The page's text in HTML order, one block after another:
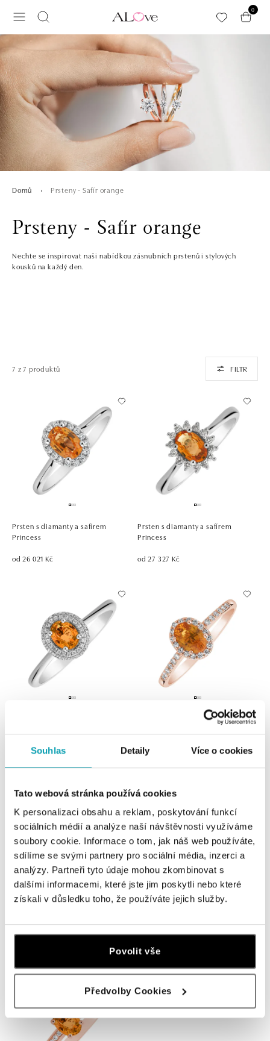
Souhlas Detaily Více o cookies
Tato webová stránka používá cookies
K personalizaci obsahu a reklam, poskytování funkcí
sociálních médií a analýze naší návštěvnosti využíváme
soubory cookie. Informace o tom, jak náš web používáte,
sdílíme se svými partnery pro sociální média, inzerci a
analýzy. Partneři tyto údaje mohou zkombinovat s
dalšími informacemi, které jste jim poskytli nebo které
získali v důsledku toho, že používáte jejich služby.
Povolit vše
Předvolby Cookies
0
Domů Prsteny - Safír orange
Prsteny - Safír orange
Nechte se inspirovat naši nabídkou zásnubních prstenů i stylových
kousků na každý den.
7 z 7 produktů FILTR
Prsten s diamanty a safírem
Princess
od 26 021 Kč
Prsten s diamanty a safírem
Princess
od 27 327 Kč
od 32 202 Kč
Prsten s diamanty a safírem
od 33 859 Kč
Princess
Sapphire Princess